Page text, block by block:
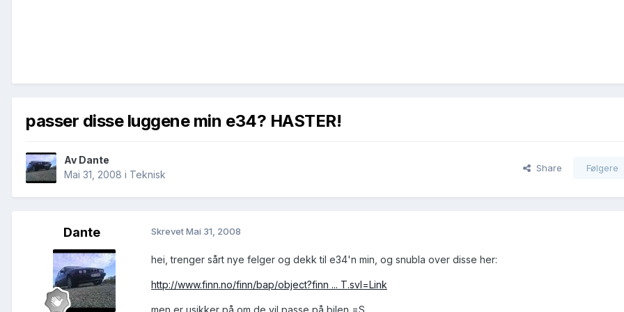
passer disse luggene min e34? HASTER!
Av Dante
Mai 31, 2008 i Teknisk
Share Følgere
Dante SkrevetMai 31, 2008
hei, trenger sårt nye felger og dekk til e34'n min, og snubla over disse her:
http://www.finn.no/finn/bap/object?finn ... T.svl=Link